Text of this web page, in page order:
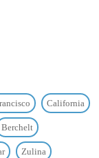
California
Berchelt
Zulina